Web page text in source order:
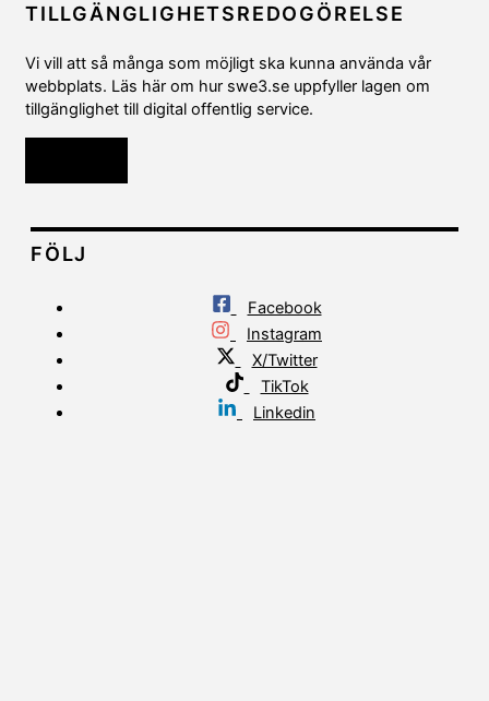
TILLGÄNGLIGHETSREDOGÖRELSE
Vi vill att så många som möjligt ska kunna använda vår
webbplats. Läs här om hur swe3.se uppfyller lagen om
tillgänglighet till digital offentlig service.
FÖLJ
Facebook
Instagram
X/Twitter
TikTok
Linkedin